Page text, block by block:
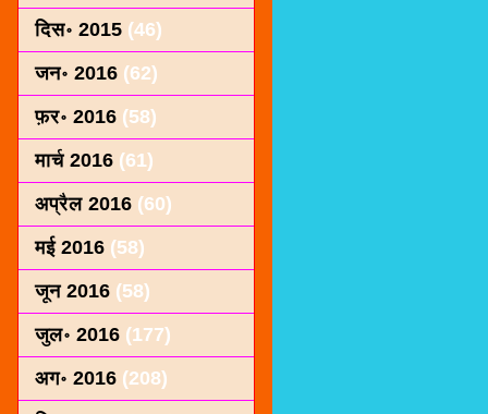
दिस॰ 2015 (46)
जन॰ 2016 (62)
फ़र॰ 2016 (58)
मार्च 2016 (61)
अप्रैल 2016 (60)
मई 2016 (58)
जून 2016 (58)
जुल॰ 2016 (177)
अग॰ 2016 (208)